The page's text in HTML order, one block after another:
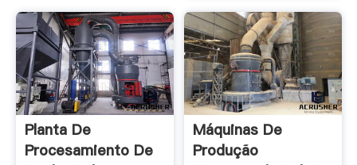
Planta De
Procesamiento De
Máquinas De
Produção